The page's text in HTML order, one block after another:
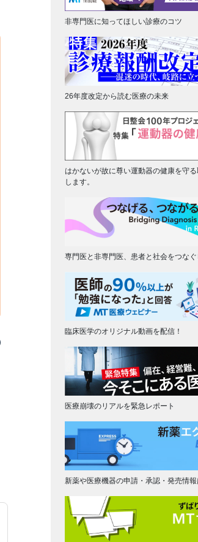
非専門医に知ってほしい診療のコツ
26年度改定から読む医療の未来
はかないが故に尊い運動器の健康を守
します。
専門医と非専門医、患者と社会をつな
臨床医学のオリジナル動画を配信！
医療崩壊のリアルを緊急レポート
新薬や医療機器の申請・承認・発売情報